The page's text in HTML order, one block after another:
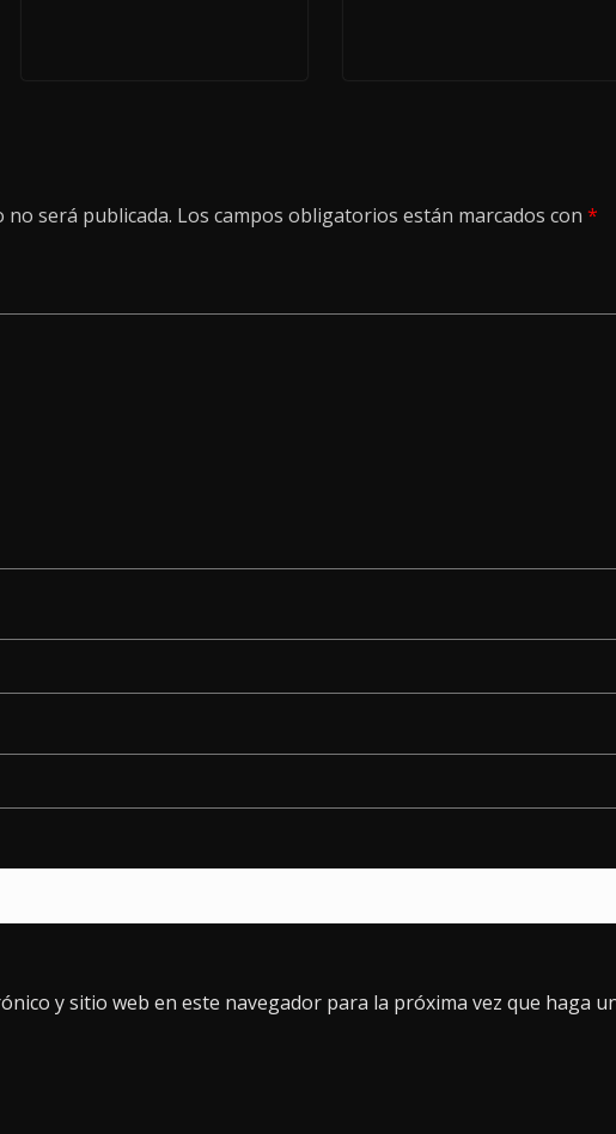
será publicada. Los campos obligatorios están marcados con *
y sitio web en este navegador para la próxima vez que haga